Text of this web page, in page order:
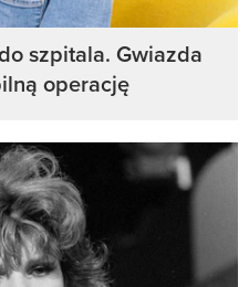
szpitala. Gwiazda
operację